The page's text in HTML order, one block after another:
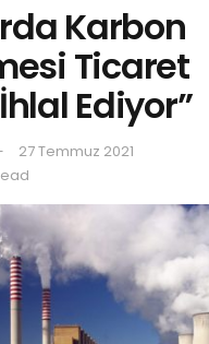
Karbon
Ticaret
Ediyor”
27 Temmuz 2021